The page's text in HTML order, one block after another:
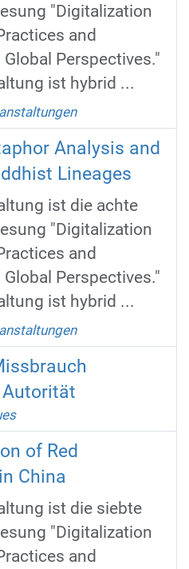
"Digitalization
and
Perspectives."
ist hybrid ...
Analysis and
Lineages
ist die achte
"Digitalization
and
Perspectives."
ist hybrid ...
of Red
China
ist die siebte
"Digitalization
and